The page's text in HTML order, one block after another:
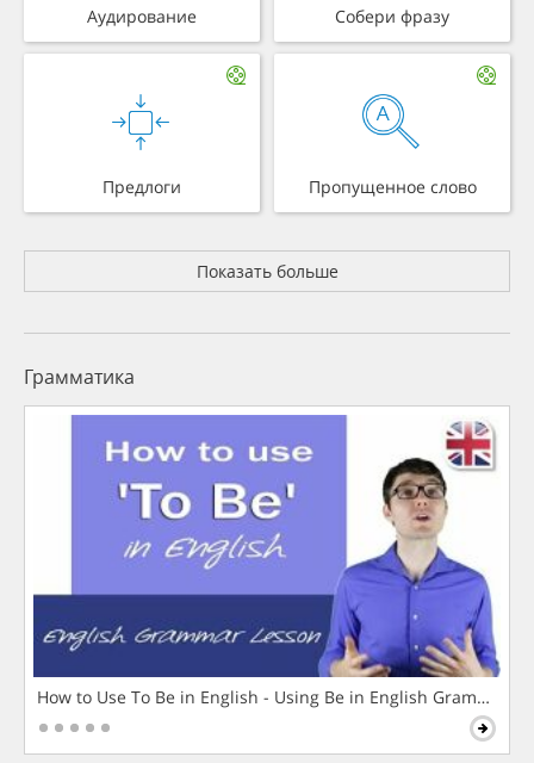
Аудирование Собери фразу
Предлоги Пропущенное слово
Показать больше
Грамматика
How to Use To Be in English - Using Be in English Grammar